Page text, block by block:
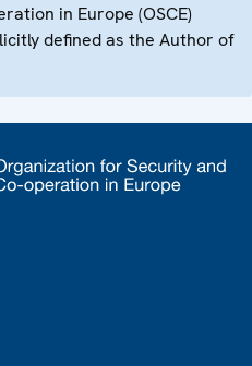
in Europe (OSCE)
defined as the Author of